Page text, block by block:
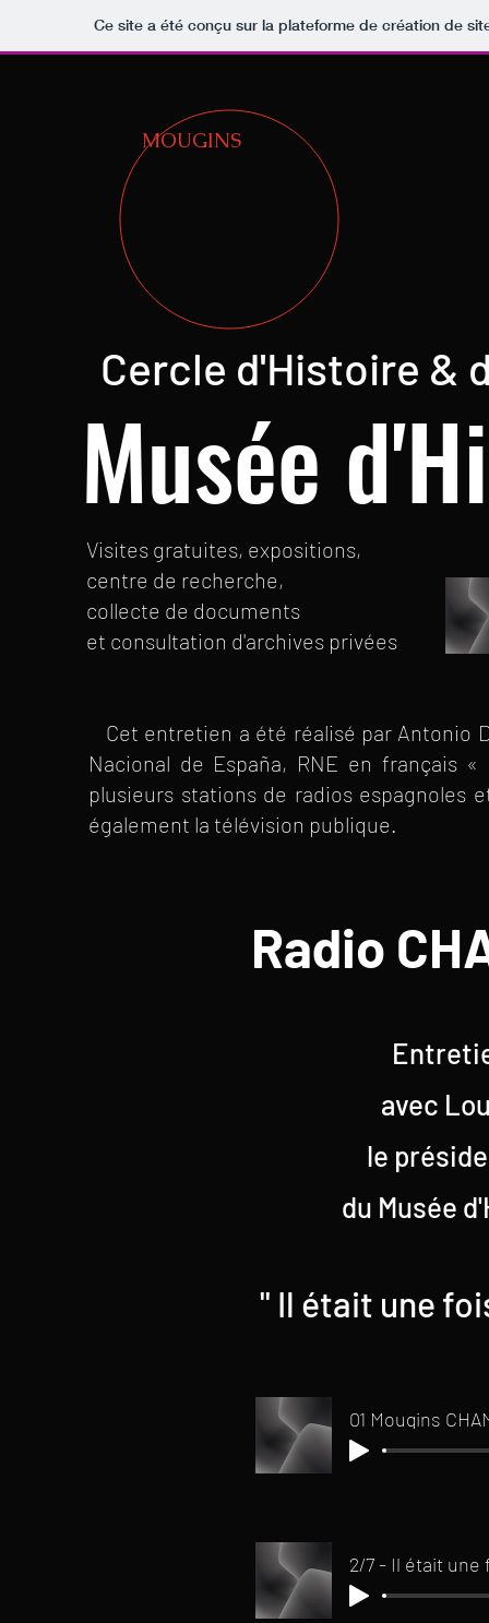
Ce site a été conçu sur la plateforme de création de
MOUGINS
Cercle d'Histoire &
Musée
Visites gratuites, expositions,
centre de recherche,
collecte de documents
et consultation d'archives privées
Cet entretien a été réalisé par Antonio
Nacional de España, RNE en français
plusieurs stations de radios espagnoles
également la télévision publique.
Radio
avec
le
du Musée
" Il était une
01 Mougins
2/7 - Il était une